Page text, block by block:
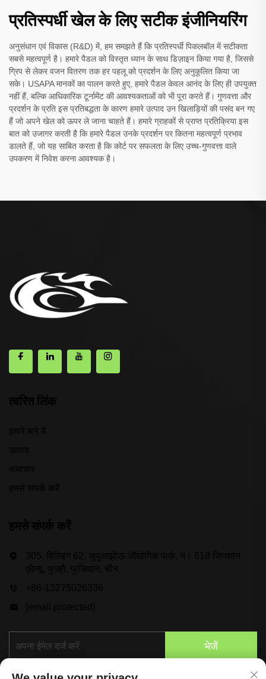
प्रतिस्पर्धी खेल के लिए सटीक इंजीनियरिंग
अनुसंधान एवं विकास (R&D) में, हम समझते हैं कि प्रतिस्पर्धी पिकलबॉल में सटीकता
सबसे महत्वपूर्ण है। हमारे पैडल को विस्तृत ध्यान के साथ डिज़ाइन किया गया है, जिससे
ग्रिप से लेकर वजन वितरण तक हर पहलू को प्रदर्शन के लिए अनुकूलित किया जा
सके। USAPA मानकों का पालन करते हुए, हमारे पैडल केवल आनंद के लिए ही उपयुक्त
नहीं हैं, बल्कि आधिकारिक टूर्नामेंट की आवश्यकताओं को भी पूरा करते हैं। गुणवत्ता और
प्रदर्शन के प्रति इस प्रतिबद्धता के कारण हमारे उत्पाद उन खिलाड़ियों की पसंद बन गए
हैं जो अपने खेल को ऊपर ले जाना चाहते हैं। हमारे ग्राहकों से प्राप्त प्रतिक्रिया इस
बात को उजागर करती है कि हमारे पैडल उनके प्रदर्शन पर कितना महत्वपूर्ण प्रभाव
डालते हैं, जो यह साबित करता है कि कोर्ट पर सफलता के लिए उच्च-गुणवत्ता वाले
उपकरण में निवेश करना आवश्यक है।
भेजें